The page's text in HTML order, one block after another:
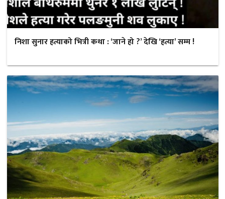
निशा सुनार हत्याको भित्री कथा : ‘जाने हो ?’ देखि ‘हत्या’ सम्म !